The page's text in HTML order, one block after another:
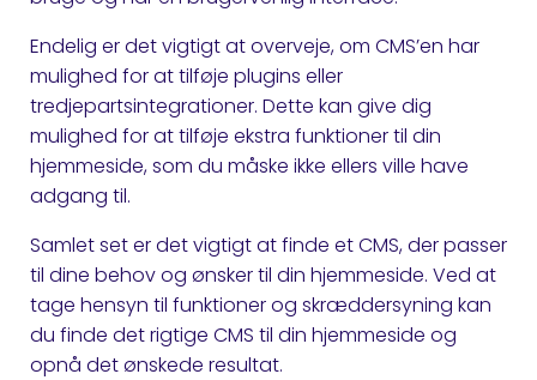
Endelig er det vigtigt at overveje, om CMS’en har
mulighed for at tilføje plugins eller
tredjepartsintegrationer. Dette kan give dig
mulighed for at tilføje ekstra funktioner til din
hjemmeside, som du måske ikke ellers ville have
adgang til.
Samlet set er det vigtigt at finde et CMS, der passer
til dine behov og ønsker til din hjemmeside. Ved at
tage hensyn til funktioner og skræddersyning kan
du finde det rigtige CMS til din hjemmeside og
opnå det ønskede resultat.